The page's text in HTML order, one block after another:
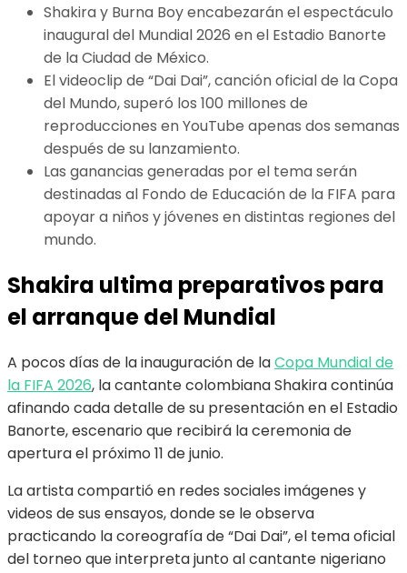
Shakira y Burna Boy encabezarán el espectáculo
inaugural del Mundial 2026 en el Estadio Banorte
de la Ciudad de México.
El videoclip de “Dai Dai”, canción oficial de la Copa
del Mundo, superó los 100 millones de
reproducciones en YouTube apenas dos semanas
después de su lanzamiento.
Las ganancias generadas por el tema serán
destinadas al Fondo de Educación de la FIFA para
apoyar a niños y jóvenes en distintas regiones del
mundo.
Shakira ultima preparativos para
el arranque del Mundial
A pocos días de la inauguración de laCopa Mundial de
la FIFA 2026, la cantante colombiana Shakira continúa
afinando cada detalle de su presentación en el Estadio
Banorte, escenario que recibirá la ceremonia de
apertura el próximo 11 de junio.
La artista compartió en redes sociales imágenes y
videos de sus ensayos, donde se le observa
practicando la coreografía de “Dai Dai”, el tema oficial
del torneo que interpreta junto al cantante nigeriano